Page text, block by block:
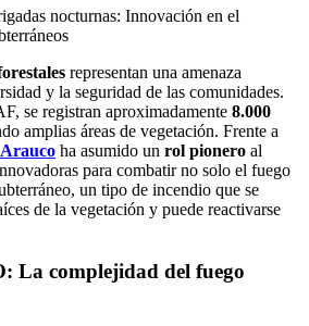
nocturnas: Innovación en el
representan una amenaza
y la seguridad de las comunidades.
se registran aproximadamente 8.000
amplias áreas de vegetación. Frente a
ha asumido un rol pionero al
para combatir no solo el fuego
un tipo de incendio que se
de la vegetación y puede reactivarse
La complejidad del fuego